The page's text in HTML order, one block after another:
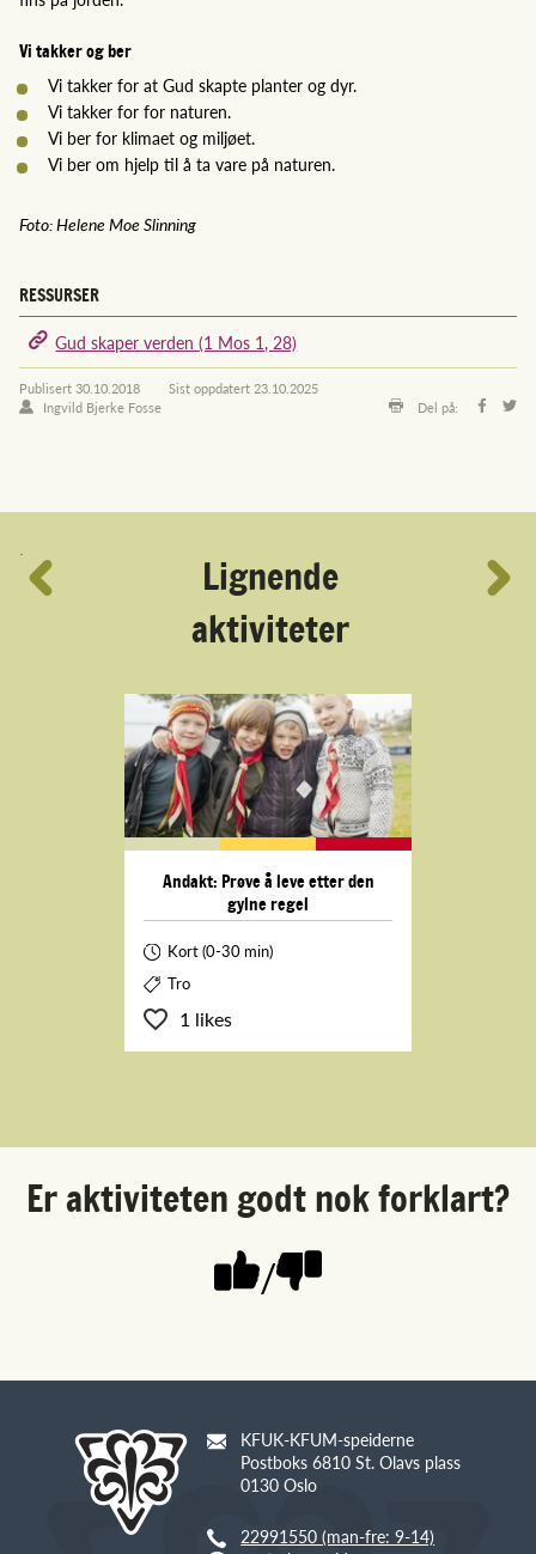
Vi takker og ber
Vi takker for at Gud skapte planter og dyr.
Vi takker for for naturen.
Vi ber for klimaet og miljøet.
Vi ber om hjelp til å ta vare på naturen.
Foto: Helene Moe Slinning
RESSURSER
Gud skaper verden (1 Mos 1, 28)
Publisert30.10.2018 Sist oppdatert23.10.2025
Ingvild Bjerke Fosse
Del på:
´
Lignende
aktiviteter
Andakt: Prøve å leve etter den
gylne regel
Kort (0-30 min)
Tro
1 likes
Er aktiviteten godt nok forklart?
/
KFUK-KFUM-speiderne
Postboks 6810 St. Olavs plass
0130 Oslo
22991550 (man-fre: 9-14)